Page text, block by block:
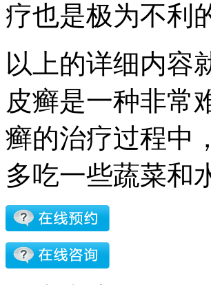
疗也是极为不利
以上的详细内容
皮癣是一种非常
癣的治疗过程中
多吃一些蔬菜和